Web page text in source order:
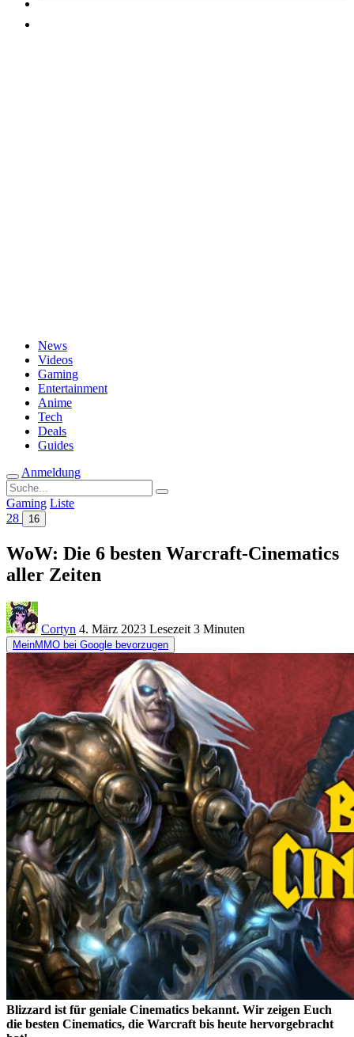
News
Videos
Gaming
Entertainment
Anime
Tech
Deals
Guides
Anmeldung
Suche
nach:
Gaming Liste
28
16
WoW: Die 6 besten Warcraft-Cinematics
aller Zeiten
Cortyn 4. März 2023 Lesezeit 3 Minuten
MeinMMO bei Google bevorzugen
Blizzard ist für geniale Cinematics bekannt. Wir zeigen Euch
die besten Cinematics, die Warcraft bis heute hervorgebracht